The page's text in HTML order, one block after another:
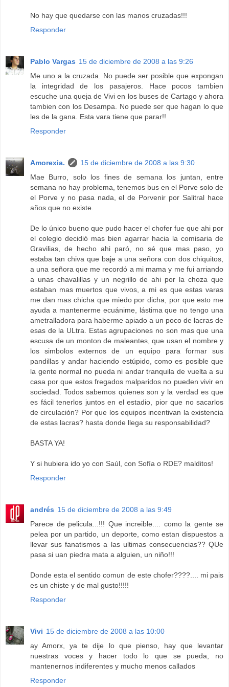
No hay que quedarse con las manos cruzadas!!!
Responder
Pablo Vargas 15 de diciembre de 2008 a las 9:26
Me uno a la cruzada. No puede ser posible que expongan
la integridad de los pasajeros. Hace pocos tambien
escuche una queja de Vivi en los buses de Cartago y ahora
tambien con los Desampa. No puede ser que hagan lo que
les de la gana. Esta vara tiene que parar!!
Responder
Amorexia.
15 de diciembre de 2008 a las 9:30
Mae Burro, solo los fines de semana los juntan, entre
semana no hay problema, tenemos bus en el Porve solo de
el Porve y no pasa nada, el de Porvenir por Salitral hace
años que no existe.
De lo único bueno que pudo hacer el chofer fue que ahi por
el colegio decidió mas bien agarrar hacia la comisaria de
Gravilias, de hecho ahi paró, no sé que mas paso, yo
estaba tan chiva que baje a una señora con dos chiquitos,
a una señora que me recordó a mi mama y me fui arriando
a unas chavalillas y un negrillo de ahi por la choza que
estaban mas muertos que vivos, a mi es que estas varas
me dan mas chicha que miedo por dicha, por que esto me
ayuda a mantenerme ecuánime, lástima que no tengo una
ametralladora para haberme apiado a un poco de lacras de
esas de la ULtra. Estas agrupaciones no son mas que una
escusa de un monton de maleantes, que usan el nombre y
los simbolos externos de un equipo para formar sus
pandillas y andar haciendo estúpido, como es posible que
la gente normal no pueda ni andar tranquila de vuelta a su
casa por que estos fregados malparidos no pueden vivir en
sociedad. Todos sabemos quienes son y la verdad es que
es fácil tenerlos juntos en el estadio, pior que no sacarlos
de circulación? Por que los equipos incentivan la existencia
de estas lacras? hasta donde llega su responsabilidad?
BASTA YA!
Y si hubiera ido yo con Saúl, con Sofía o RDE? malditos!
Responder
andrés 15 de diciembre de 2008 a las 9:49
Parece de pelicula...!!! Que increible.... como la gente se
pelea por un partido, un deporte, como estan dispuestos a
llevar sus fanatismos a las ultimas consecuencias?? QUe
pasa si uan piedra mata a alguien, un niño!!!
Donde esta el sentido comun de este chofer????.... mi pais
es un chiste y de mal gusto!!!!!
Responder
Vivi 15 de diciembre de 2008 a las 10:00
ay Amorx, ya te dije lo que pienso, hay que levantar
nuestras voces y hacer todo lo que se pueda, no
mantenernos indiferentes y mucho menos callados
Responder